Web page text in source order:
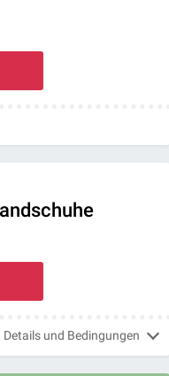
Details und Bedingungen